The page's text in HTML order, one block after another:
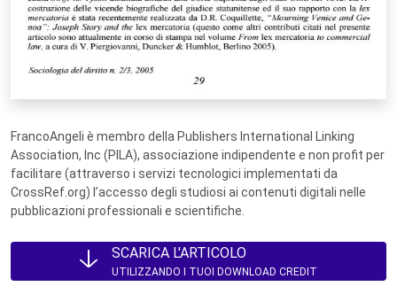
FrancoAngeli è membro della Publishers International Linking
Association, Inc (PILA), associazione indipendente e non profit per
facilitare (attraverso i servizi tecnologici implementati da
CrossRef.org) l’accesso degli studiosi ai contenuti digitali nelle
pubblicazioni professionali e scientifiche.
SCARICA L'ARTICOLO
UTILIZZANDO I TUOI DOWNLOAD CREDIT